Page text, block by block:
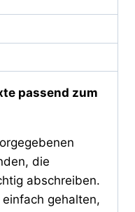
passend zum
die
abschreiben.
gehalten,